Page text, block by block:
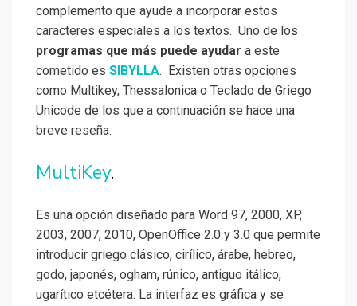
complemento que ayude a incorporar estos
caracteres especiales a los textos. Uno de los
programas que más puede ayudar a este
cometido es SIBYLLA. Existen otras opciones
como Multikey, Thessalonica o Teclado de Griego
Unicode de los que a continuación se hace una
breve reseña.
MultiKey.
Es una opción diseñado para Word 97, 2000, XP,
2003, 2007, 2010, OpenOffice 2.0 y 3.0 que permite
introducir griego clásico, cirílico, árabe, hebreo,
godo, japonés, ogham, rúnico, antiguo itálico,
ugarítico etcétera. La interfaz es gráfica y se